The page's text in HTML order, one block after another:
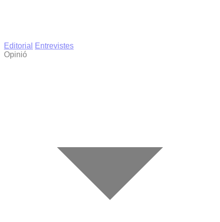
Editorial
Entrevistes
Opinió